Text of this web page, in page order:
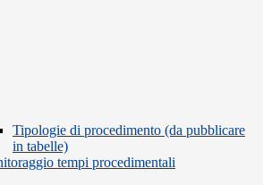
Tipologie di procedimento (da pubblicare
in tabelle)
tempi procedimentali